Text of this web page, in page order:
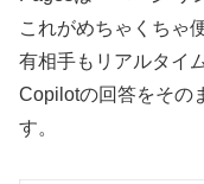
これがめちゃくちゃ
有相手もリアルタイ
Copilotの回答をその
す。